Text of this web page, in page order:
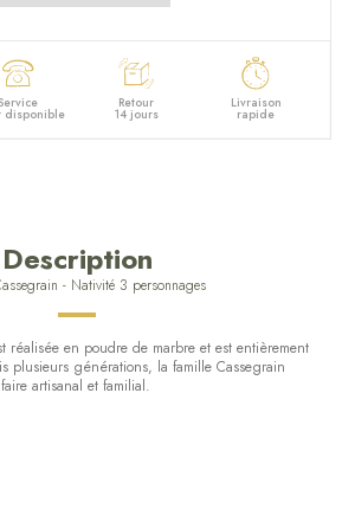
disponible
Retour
14 jours
Livraison
rapide
Description
- Nativité 3 personnages
réalisée en poudre de marbre et est entièrement
plusieurs générations, la famille Cassegrain
artisanal et familial.